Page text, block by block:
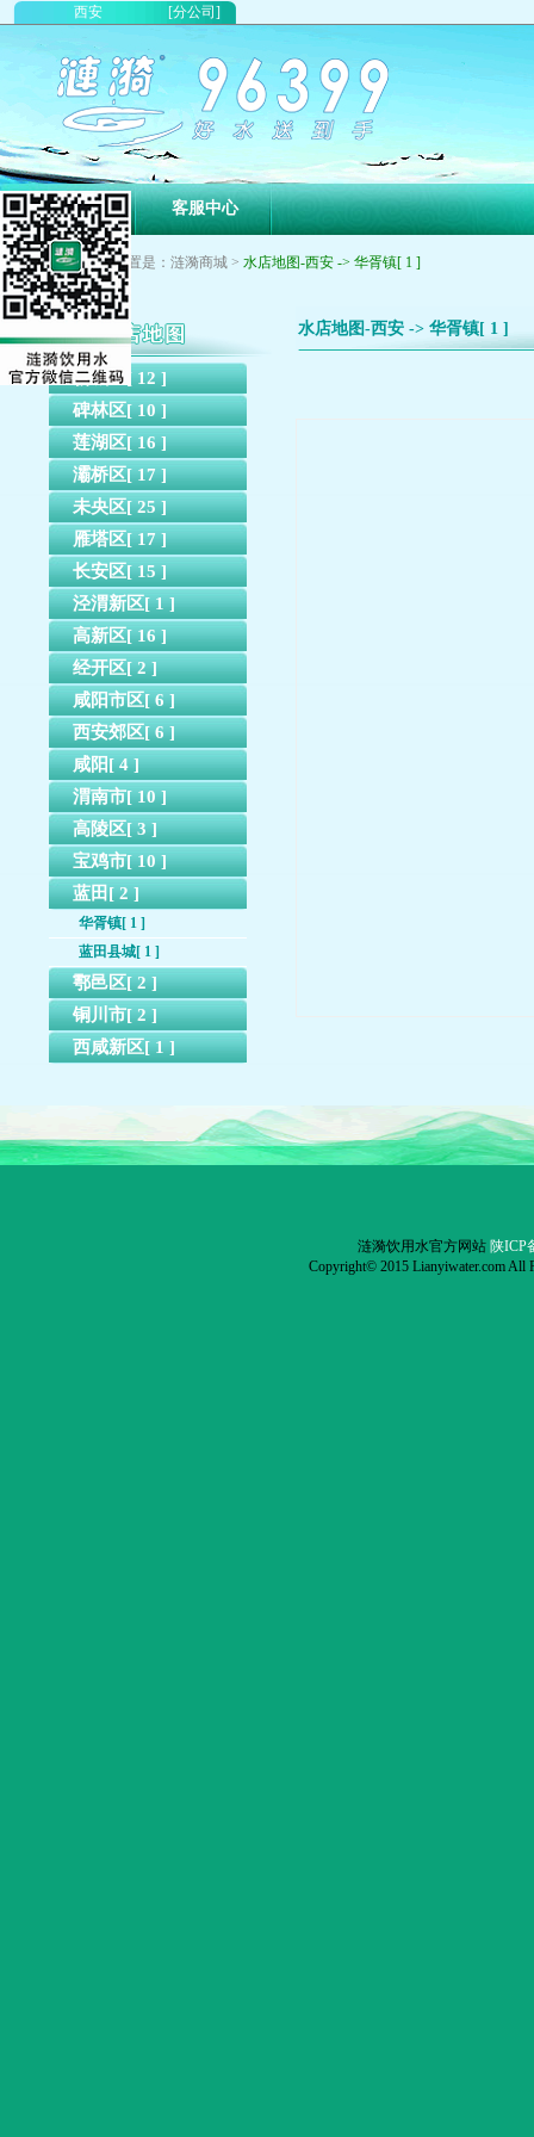
[分公司]
西安
首页 客服中心
您现在的位置是：涟漪商城 > 水店地图-西安 -> 华胥镇[ 1 ]
新城区[ 12 ]
碑林区[ 10 ]
莲湖区[ 16 ]
灞桥区[ 17 ]
未央区[ 25 ]
雁塔区[ 17 ]
长安区[ 15 ]
泾渭新区[ 1 ]
高新区[ 16 ]
经开区[ 2 ]
咸阳市区[ 6 ]
西安郊区[ 6 ]
咸阳[ 4 ]
渭南市[ 10 ]
高陵区[ 3 ]
宝鸡市[ 10 ]
蓝田[ 2 ]
华胥镇[ 1 ]
蓝田县城[ 1 ]
鄠邑区[ 2 ]
铜川市[ 2 ]
西咸新区[ 1 ]
水店地图-西安 -> 华胥镇[ 1 ]
涟漪饮用水官方网站 陕ICP
Copyright© 2015 Lianyiwater.com